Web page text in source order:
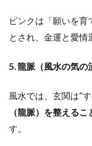
ピンクは「願いを育
とされ、金運と愛情
5. 龍脈（風水の気
風水では、玄関は“
（龍脈）を整える
す。